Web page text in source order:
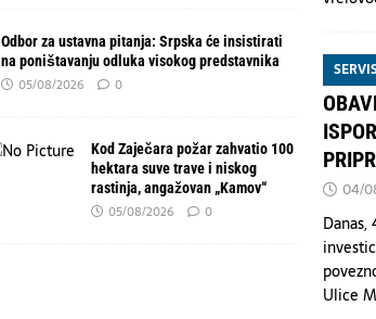
Odbor za ustavna pitanja: Srpska će insistirati
na poništavanju odluka visokog predstavnika
05/08/2026 0
Kod Zaječara požar zahvatio 100
hektara suve trave i niskog
rastinja, angažovan „Kamov“
05/08/2026 0
04/
Ulice